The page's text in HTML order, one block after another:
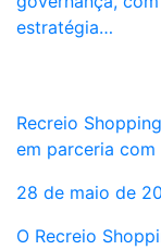
estratégia…
Recreio
em parceria
28 de maio de
O Recreio